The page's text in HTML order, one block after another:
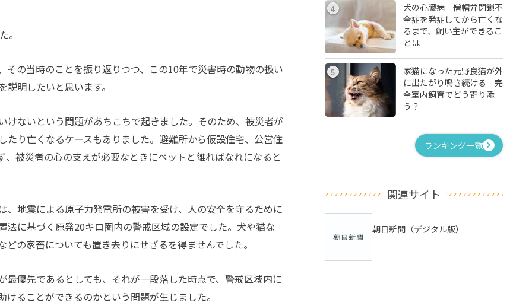
。
の当時のことを振り返りつつ、この10年で災害時の動物の扱い
明したいと思います。
ないという問題があちこちで起きました。そのため、被災者が
たり亡くなるケースもありました。避難所から仮設住宅、公営住
、被災者の心の支えが必要なときにペットと離ればなれになると
地震による原子力発電所の被害を受け、人の安全を守るために
法に基づく原発20キロ圏内の警戒区域の設定でした。犬や猫な
の家畜についても置き去りにせざるを得ませんでした。
優先であるとしても、それが一段落した時点で、警戒区域内に
ることができるのかという問題が生じました。
4
犬の心臓病 僧帽弁閉鎖不
全症を発症してから亡くな
るまで、飼い主ができるこ
とは
5
家猫になった元野良猫が外
に出たがり鳴き続ける 完
全室内飼育でどう寄り添
う？
ランキング一覧
関連サイト
朝日新聞（デジタル版）